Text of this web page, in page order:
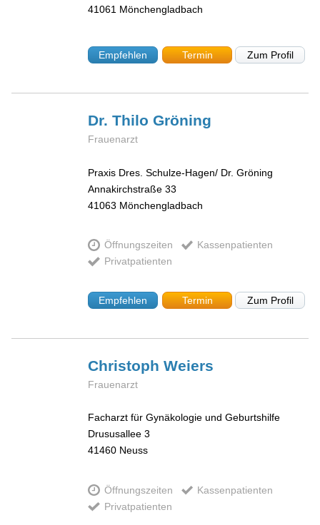
41061 Mönchengladbach
Empfehlen Termin Zum Profil
Dr. ThiloGröning
Frauenarzt
Praxis Dres. Schulze-Hagen/ Dr. Gröning
Annakirchstraße 33
41063 Mönchengladbach
Öffnungszeiten
Kassenpatienten
Privatpatienten
Empfehlen Termin Zum Profil
ChristophWeiers
Frauenarzt
Facharzt für Gynäkologie und Geburtshilfe
Drususallee 3
41460 Neuss
Öffnungszeiten
Kassenpatienten
Privatpatienten